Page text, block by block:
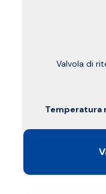
Valvola di
Temperatura